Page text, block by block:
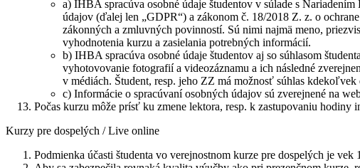
a) IHBA spracúva osobné údaje študentov v súlade s
údajov (ďalej len „GDPR“) a zákonom č. 18/2018 Z. z. o
zákonných a zmluvných povinností. Sú nimi najmä meno,
vyhodnotenia kurzu a zasielania potrebných informácií.
b) IHBA spracúva osobné údaje študentov aj so súhlasom
vyhotovovanie fotografií a videozáznamu a ich následné
v médiách. Študent, resp. jeho ZZ má možnosť súhlas
c) Informácie o spracúvaní osobných údajov sú zverejnené na
Počas kurzu môže prísť ku zmene lektora, resp. k zastupovaniu hodiny
Kurzy pre dospelých / Live online
Podmienka účasti študenta vo verejnostnom kurze pre dospelých je vek